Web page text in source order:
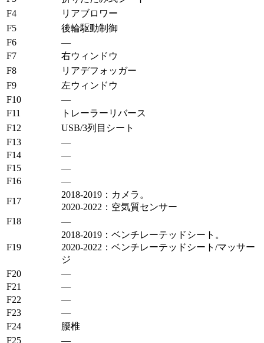
F4
リアブロワー
F5
後輪駆動制御
F6
—
F7
右ウィンドウ
F8
リアデフォッガー
F9
左ウィンドウ
F10
—
F11
トレーラーリバース
F12
USB/3列目シート
F13
—
F14
—
F15
—
F16
—
F17
2018-2019：カメラ。
2020-2022：空気質センサー
F18
—
F19
2018-2019：ベンチレーテッドシート。
2020-2022：ベンチレーテッドシート/マッサー
ジ
F20
—
F21
—
F22
—
F23
—
F24
腰椎
F25
—